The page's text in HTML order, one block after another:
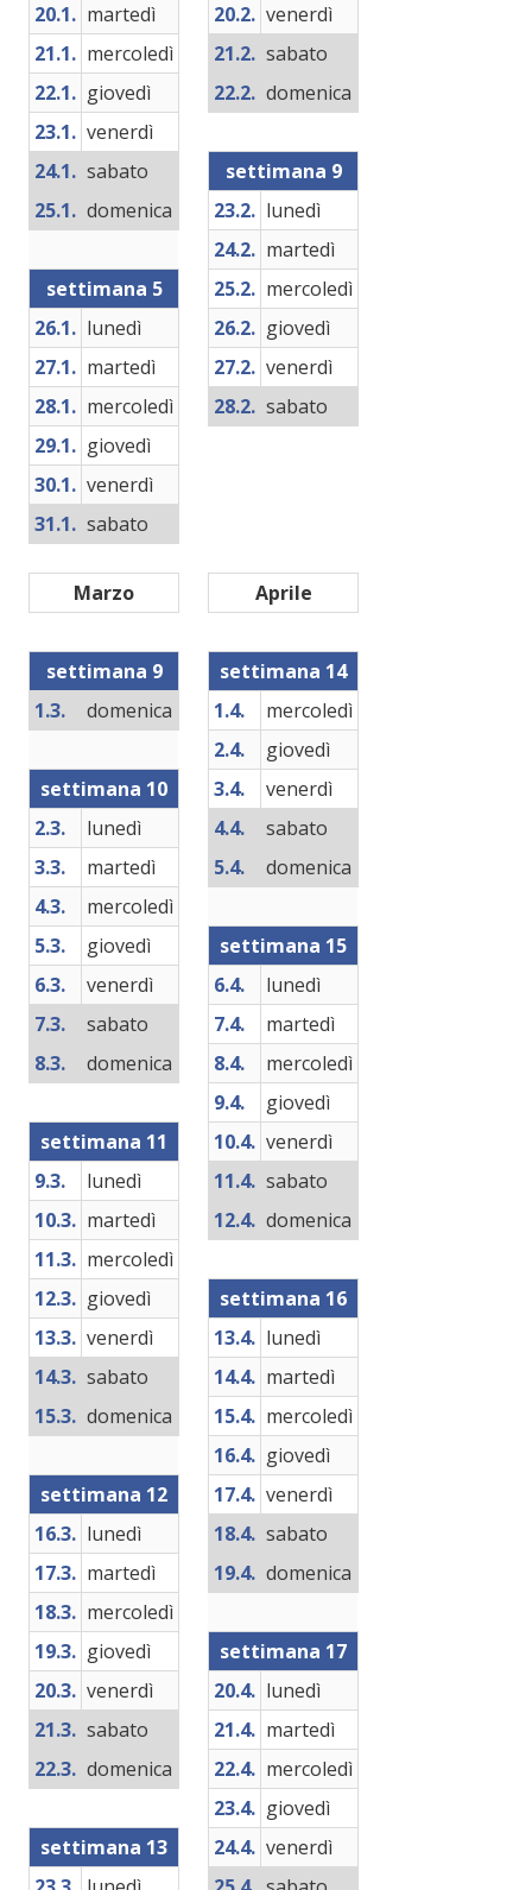
20.1. martedì
21.1. mercoledì
22.1. giovedì
23.1. venerdì
24.1. sabato
25.1. domenica
settimana 5
26.1. lunedì
27.1. martedì
28.1. mercoledì
29.1. giovedì
30.1. venerdì
31.1. sabato
20.2. venerdì
21.2. sabato
22.2. domenica
settimana 9
23.2. lunedì
24.2. martedì
25.2. mercoledì
26.2. giovedì
27.2. venerdì
28.2. sabato
Marzo
settimana 9
1.3.
domenica
settimana 10
2.3.
lunedì
3.3.
martedì
4.3.
mercoledì
5.3.
giovedì
6.3.
venerdì
7.3.
sabato
8.3.
domenica
settimana 11
9.3.
lunedì
10.3. martedì
11.3. mercoledì
12.3. giovedì
13.3. venerdì
14.3. sabato
15.3. domenica
settimana 12
16.3. lunedì
17.3. martedì
18.3. mercoledì
19.3. giovedì
20.3. venerdì
21.3. sabato
22.3. domenica
settimana 13
Aprile
settimana 14
1.4.
mercoledì
2.4.
giovedì
3.4.
venerdì
4.4.
sabato
5.4.
domenica
settimana 15
6.4.
lunedì
7.4.
martedì
8.4.
mercoledì
9.4.
giovedì
10.4. venerdì
11.4. sabato
12.4. domenica
settimana 16
13.4. lunedì
14.4. martedì
15.4. mercoledì
16.4. giovedì
17.4. venerdì
18.4. sabato
19.4. domenica
settimana 17
20.4. lunedì
21.4. martedì
22.4. mercoledì
23.4. giovedì
24.4. venerdì